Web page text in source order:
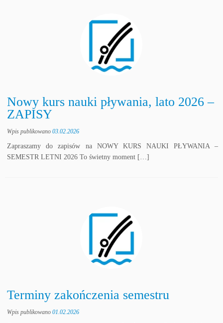
Nowy kurs nauki pływania, lato 2026 –
ZAPISY
Wpis publikowano03.02.2026
Zapraszamy do zapisów na NOWY KURS NAUKI PŁYWANIA –
SEMESTR LETNI 2026 To świetny moment […]
Terminy zakończenia semestru
Wpis publikowano01.02.2026